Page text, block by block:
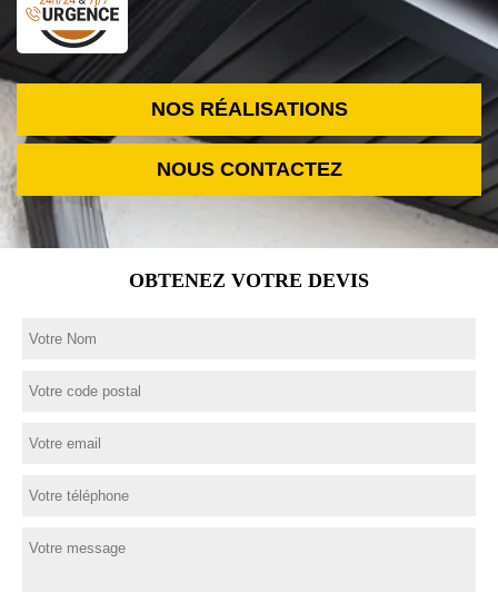
NOS RÉALISATIONS
NOUS CONTACTEZ
OBTENEZ VOTRE DEVIS